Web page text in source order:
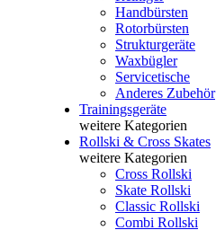
Handbürsten
Rotorbürsten
Strukturgeräte
Waxbügler
Servicetische
Anderes Zubehör
Trainingsgeräte
weitere Kategorien
Rollski & Cross Skates
weitere Kategorien
Cross Rollski
Skate Rollski
Classic Rollski
Combi Rollski